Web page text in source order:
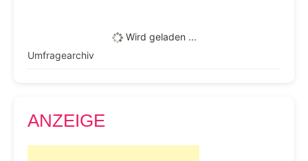
Wird geladen ...
Umfragearchiv
ANZEIGE